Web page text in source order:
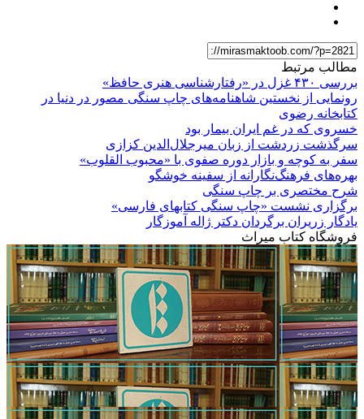
مطالب مرتبط
بررسی ۴٣٠ غزل در «رفتارشناسی هنری حافظ»
رونمایی از نخستین شاهنامه‌های چاپ سنگی مصور در دنیا در
کتابخانه رضوی
خسروی كه در غم ایران بیمار بود
سرگذشت زردشت از زبان میرجلال‌الدین کزازی
سفر به کوچه و بازار دوره صفوی با «محبوب القلوب»
بهره‌های فرهنگ‌نگارانه از سفینه خوشگو
شرح مختصری بر چاپ سنگی
برگزاری نشست «چاپ سنگی کتابهای فارسی»
یادگار زریران برگردان دکتر ژاله آموزگار
فروشگاه کتاب میراث